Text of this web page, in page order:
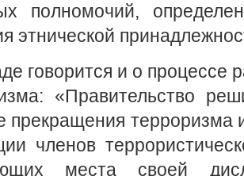
полномочий,
этнической
говорится и о
«Правительство
прекращения терроризма
членов
места своей